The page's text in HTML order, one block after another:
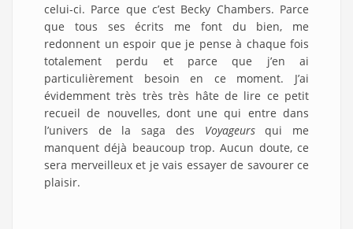
celui-ci. Parce que c’est Becky Chambers. Parce
que tous ses écrits me font du bien, me
redonnent un espoir que je pense à chaque fois
totalement perdu et parce que j’en ai
particulièrement besoin en ce moment. J’ai
évidemment très très très hâte de lire ce petit
recueil de nouvelles, dont une qui entre dans
l’univers de la saga des Voyageursqui me
manquent déjà beaucoup trop. Aucun doute, ce
sera merveilleux et je vais essayer de savourer ce
plaisir.